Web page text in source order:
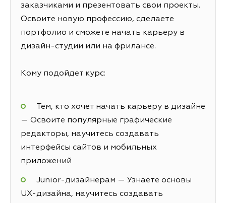
заказчиками и презентовать свои проекты.
Освоите новую профессию, сделаете
портфолио и сможете начать карьеру в
дизайн-студии или на фрилансе.
Кому подойдет курс:
Тем, кто хочет начать карьеру в дизайне
— Освоите популярные графические
редакторы, научитесь создавать
интерфейсы сайтов и мобильных
приложений
Junior-дизайнерам — Узнаете основы
UX-дизайна, научитесь создавать